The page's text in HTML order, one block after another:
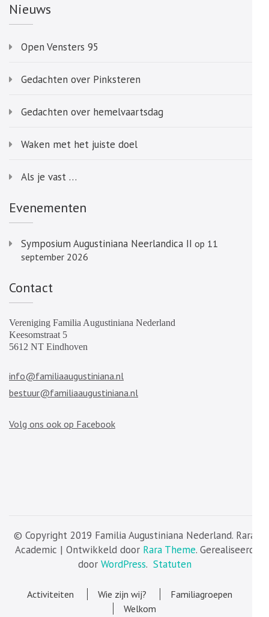
Nieuws
Open Vensters 95
Gedachten over Pinksteren
Gedachten over hemelvaartsdag
Waken met het juiste doel
Als je vast …
Evenementen
Symposium Augustiniana Neerlandica II op 11
september 2026
Contact
Vereniging Familia Augustiniana Nederland
Keesomstraat 5
5612 NT Eindhoven
info@familiaaugustiniana.nl
bestuur@familiaaugustiniana.nl
Volg ons ook op Facebook
© Copyright 2019 Familia Augustiniana Nederland. Rara
Academic | Ontwikkeld door Rara Theme. Gerealiseerd
door WordPress. Statuten
Activiteiten Wie zijn wij?
Familiagroepen
Welkom